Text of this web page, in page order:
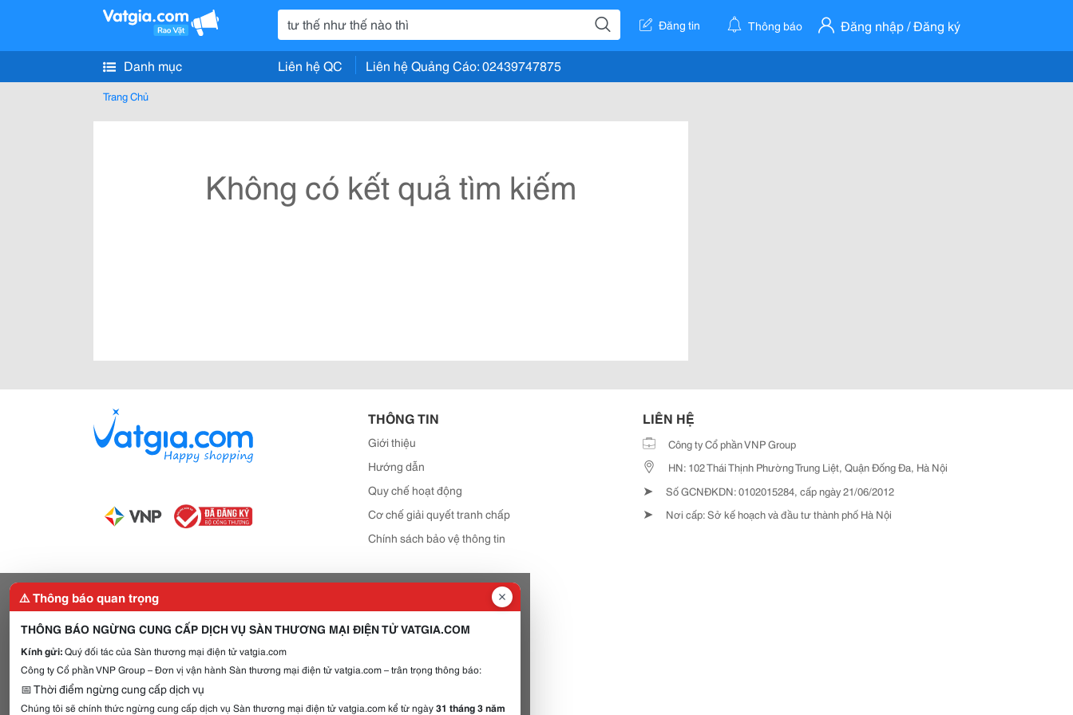
Đăng tin Thông báo Đăng nhập / Đăng ký
Danh mục Liên hệ QC Liên hệ Quảng Cáo: 02439747875
Trang Chủ
Không có kết quả tìm kiếm
THÔNG TIN
Giới thiệu
Hướng dẫn
Quy chế hoạt động
Cơ chế giải quyết tranh chấp
Chính sách bảo vệ thông tin
LIÊN HỆ
Công ty Cổ phần VNP Group
HN: 102 Thái Thịnh Phường Trung Liệt, Quận Đống Đa, Hà Nội
➤ Số GCNĐKDN: 0102015284, cấp ngày 21/06/2012
➤ Nơi cấp: Sở kế hoạch và đầu tư thành phố Hà Nội
⚠️ Thông báo quan trọng
THÔNG BÁO NGỪNG CUNG CẤP DỊCH VỤ SÀN THƯƠNG MẠI ĐIỆN TỬ VATGIA.COM
Kính gửi:Quý đối tác của Sàn thương mại điện tử vatgia.com
Công ty Cổ phần VNP Group – Đơn vị vận hành Sàn thương mại điện tử vatgia.com – trân trọng thông báo:
📅 Thời điểm ngừng cung cấp dịch vụ
Chúng tôi sẽ chính thức ngừng cung cấp dịch vụ Sàn thương mại điện tử vatgia.com kể từ ngày31 tháng 3 năm